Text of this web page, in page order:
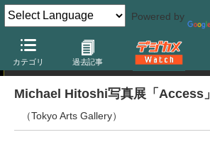
Powered by
カテゴリ 過去記事
写真展
Michael Hitoshi写真展「Access」
（Tokyo Arts Gallery）